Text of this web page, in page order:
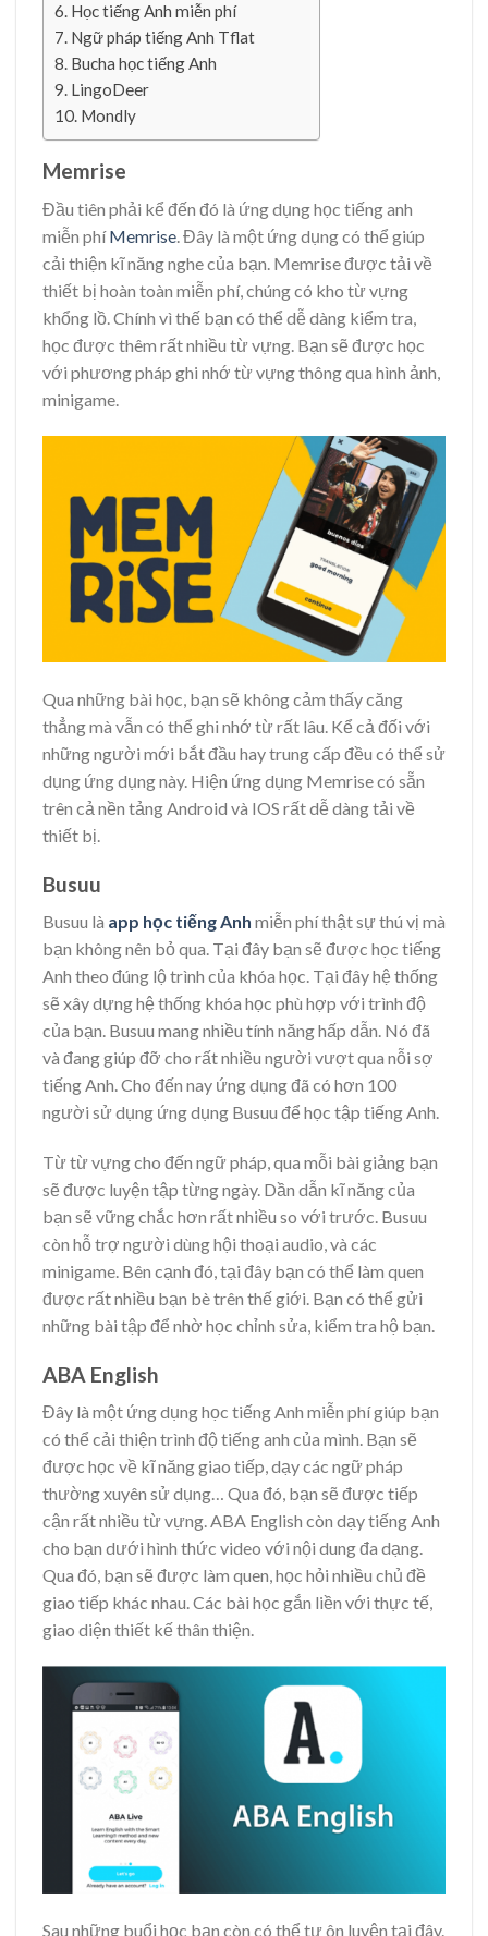
Học tiếng Anh miễn phí
Ngữ pháp tiếng Anh Tflat
Bucha học tiếng Anh
LingoDeer
Mondly
Memrise
Đầu tiên phải kể đến đó là ứng dụng học tiếng anh
miễn phíMemrise. Đây là một ứng dụng có thể giúp
cải thiện kĩ năng nghe của bạn. Memrise được tải về
thiết bị hoàn toàn miễn phí, chúng có kho từ vựng
khổng lồ. Chính vì thế bạn có thể dễ dàng kiểm tra,
học được thêm rất nhiều từ vựng. Bạn sẽ được học
với phương pháp ghi nhớ từ vựng thông qua hình ảnh,
minigame.
Qua những bài học, bạn sẽ không cảm thấy căng
thẳng mà vẫn có thể ghi nhớ từ rất lâu. Kể cả đối với
những người mới bắt đầu hay trung cấp đều có thể sử
dụng ứng dụng này. Hiện ứng dụng Memrise có sẵn
trên cả nền tảng Android và IOS rất dễ dàng tải về
thiết bị.
Busuu
Busuu là app học tiếng Anh miễn phí thật sự thú vị mà
bạn không nên bỏ qua. Tại đây bạn sẽ được học tiếng
Anh theo đúng lộ trình của khóa học. Tại đây hệ thống
sẽ xây dựng hệ thống khóa học phù hợp với trình độ
của bạn. Busuu mang nhiều tính năng hấp dẫn. Nó đã
và đang giúp đỡ cho rất nhiều người vượt qua nỗi sợ
tiếng Anh. Cho đến nay ứng dụng đã có hơn 100
người sử dụng ứng dụng Busuu để học tập tiếng Anh.
Từ từ vựng cho đến ngữ pháp, qua mỗi bài giảng bạn
sẽ được luyện tập từng ngày. Dần dẫn kĩ năng của
bạn sẽ vững chắc hơn rất nhiều so với trước. Busuu
còn hỗ trợ người dùng hội thoại audio, và các
minigame. Bên cạnh đó, tại đây bạn có thể làm quen
được rất nhiều bạn bè trên thế giới. Bạn có thể gửi
những bài tập để nhờ học chỉnh sửa, kiểm tra hộ bạn.
ABA English
Đây là một ứng dụng học tiếng Anh miễn phí giúp bạn
có thể cải thiện trình độ tiếng anh của mình. Bạn sẽ
được học về kĩ năng giao tiếp, dạy các ngữ pháp
thường xuyên sử dụng… Qua đó, bạn sẽ được tiếp
cận rất nhiều từ vựng. ABA English còn dạy tiếng Anh
cho bạn dưới hình thức video với nội dung đa dạng.
Qua đó, bạn sẽ được làm quen, học hỏi nhiều chủ đề
giao tiếp khác nhau. Các bài học gắn liền với thực tế,
giao diện thiết kế thân thiện.
Sau những buổi học bạn còn có thể tự ôn luyện tại đây.